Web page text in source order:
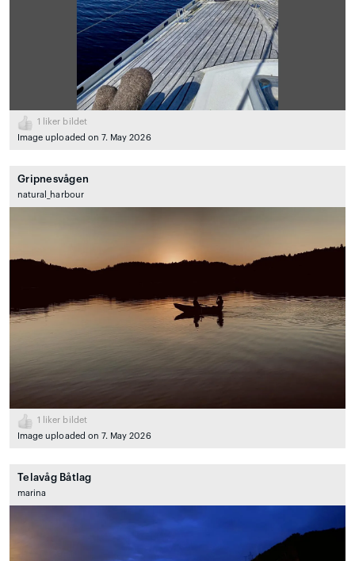
1
liker bildet
Image uploaded on 7. May 2026
Gripnesvågen
natural_harbour
1
liker bildet
Image uploaded on 7. May 2026
Telavåg Båtlag
marina